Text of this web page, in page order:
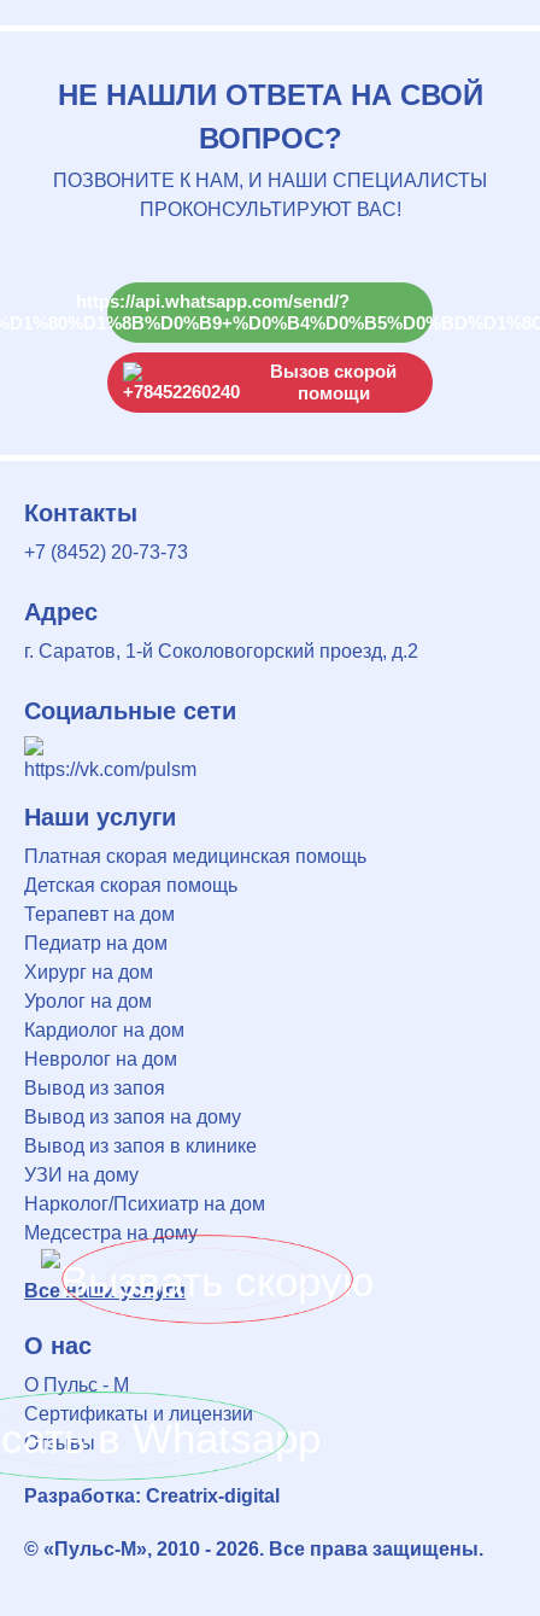
НЕ НАШЛИ ОТВЕТА НА СВОЙ
ВОПРОС?
ПОЗВОНИТЕ К НАМ, И НАШИ СПЕЦИАЛИСТЫ
ПРОКОНСУЛЬТИРУЮТ ВАС!
Вызов скорой
помощи
Контакты
+7 (8452) 20-73-73
Адрес
г. Саратов, 1-й Соколовогорский проезд, д.2
Социальные сети
Наши услуги
Платная скорая медицинская помощь
Детская скорая помощь
Терапевт на дом
Педиатр на дом
Хирург на дом
Уролог на дом
Кардиолог на дом
Невролог на дом
Вывод из запоя
Вывод из запоя на дому
Вывод из запоя в клинике
УЗИ на дому
Нарколог/Психиатр на дом
Медсестра на дому
Все наши услуги
О нас
О Пульс - М
Сертификаты и лицензии
Отзывы
© «Пульс-М», 2010 - 2026. Все права защищены.
Разработка: Creatrix-digital